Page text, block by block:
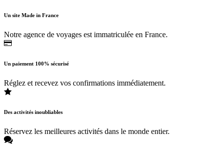
Un site Made in France
Notre agence de voyages est immatriculée en France.
Un paiement 100% sécurisé
Réglez et recevez vos confirmations immédiatement.
Des activités inoubliables
Réservez les meilleures activités dans le monde entier.